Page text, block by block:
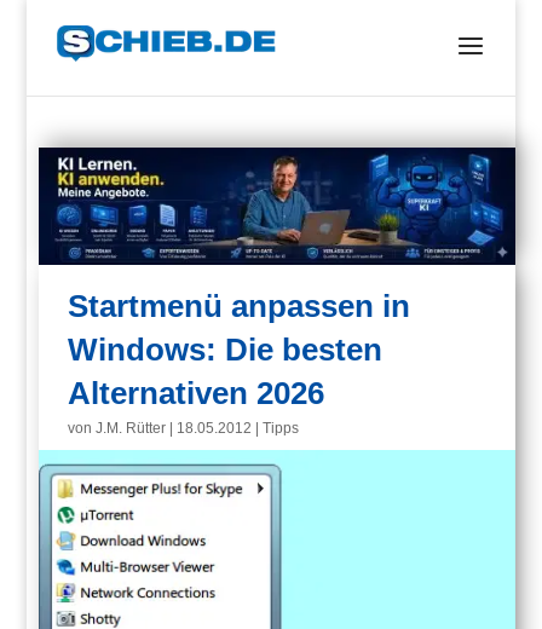
Startmenü anpassen in
Windows: Die besten
Alternativen 2026
vonJ.M. Rütter 18.05.2012 |Tipps